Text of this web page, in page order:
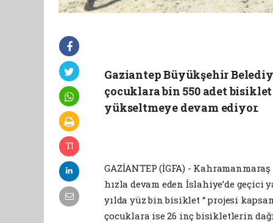
Gaziantep Büyükşehir
çocuklara bin 550 adet
yükseltmeye devam ediyor.
GAZİANTEP (İGFA) -
hızla devam eden İslahiye’de
yılda yüz bin bisiklet “ projesi
çocuklara ise 26 inç bisikletlerin